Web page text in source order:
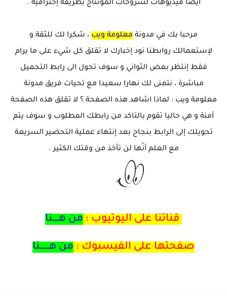
ايضا فيديوهات لشروحات المونتاج بطريقة إحترافية .
مرحبا بك في مدونة معلومة ويب ، شكرا لك للثقة و
لإستعمالك روابطنا نود إخبارك لا تقلق كل شيء على ما يرام
فقط إنتظر بعض الثواني و سوف تحول الى رابط التحميل
مباشرة ، نتمنى لك نهارا سعيدا مع تحيات فريق مدونة
معلومة ويب : لماذا اشاهد هذه الصفحة ؟ لا تقلق هذه الصفحة
آمنة و هي حاليا تقوم بالتاكد من رابطك المطلوب و سوف يتم
تحويلك إلى الرابط بنجاح بعد إنتهاء عملية التحضير السريعة
مع العلم أنّها لن تأخذ من وقتك الكثير .
قناتنا على اليوتيوب : من هــــنا
صفحتها على الفيسبوك : من هــــــنا